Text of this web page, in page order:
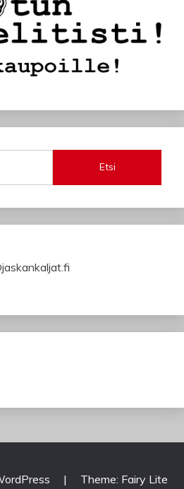
Etsi
| Theme: Fairy Lite